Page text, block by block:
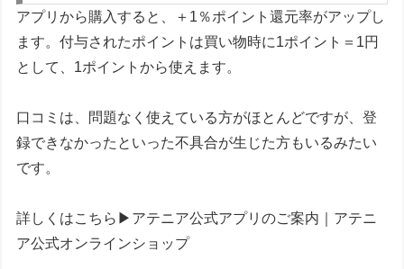
アプリから購入すると、＋1％ポイント還元率がアップし
ます。付与されたポイントは買い物時に1ポイント＝1円
として、1ポイントから使えます。
口コミは、問題なく使えている方がほとんどですが、登
録できなかったといった不具合が生じた方もいるみたい
です。
詳しくはこちら▶アテニア公式アプリのご案内｜アテニ
ア公式オンラインショップ